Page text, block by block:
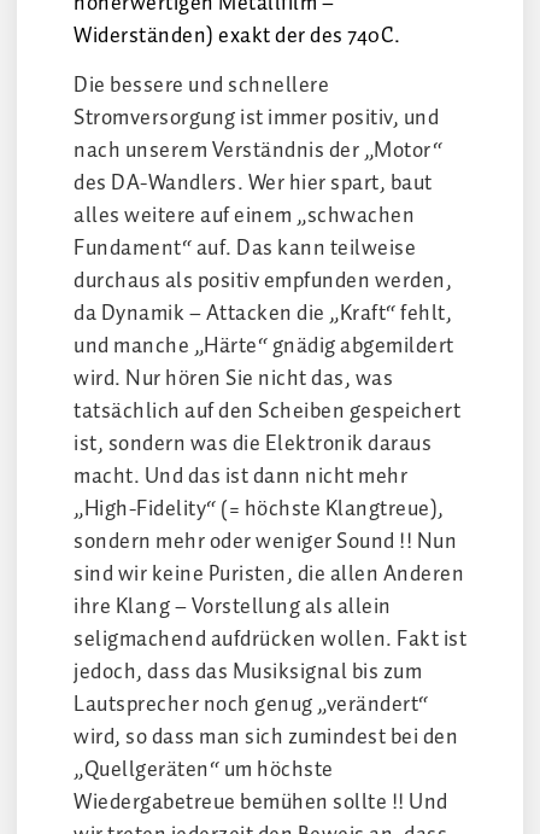
Widerständen) exakt der des 740C.
Die bessere und schnellere
Stromversorgung ist immer positiv, und
nach unserem Verständnis der „Motor“
des DA-Wandlers. Wer hier spart, baut
alles weitere auf einem „schwachen
Fundament“ auf. Das kann teilweise
durchaus als positiv empfunden werden,
da Dynamik – Attacken die „Kraft“ fehlt,
und manche „Härte“ gnädig abgemildert
wird. Nur hören Sie nicht das, was
tatsächlich auf den Scheiben gespeichert
ist, sondern was die Elektronik daraus
macht. Und das ist dann nicht mehr
„High-Fidelity“ (= höchste Klangtreue),
sondern mehr oder weniger Sound !! Nun
sind wir keine Puristen, die allen Anderen
ihre Klang – Vorstellung als allein
seligmachend aufdrücken wollen. Fakt ist
jedoch, dass das Musiksignal bis zum
Lautsprecher noch genug „verändert“
wird, so dass man sich zumindest bei den
„Quellgeräten“ um höchste
Wiedergabetreue bemühen sollte !! Und